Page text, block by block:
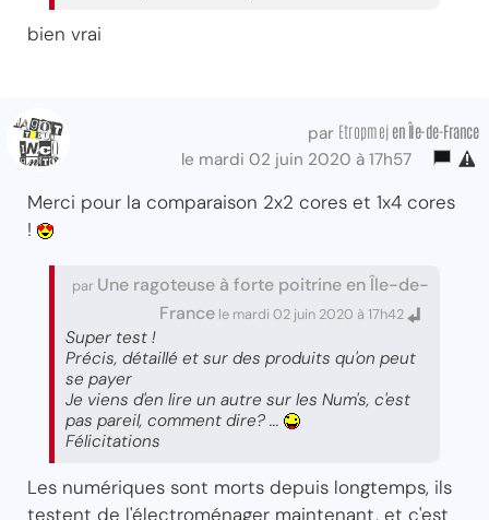
bien vrai
par Etropmej en Île-de-France
le mardi 02 juin 2020 à 17h57
Merci pour la comparaison 2x2 cores et 1x4 cores
!
par Une ragoteuse à forte poitrine en Île-de-
France le mardi 02 juin 2020 à 17h42
Super test !
Précis, détaillé et sur des produits qu'on peut
se payer
Je viens d'en lire un autre sur les Num's, c'est
pas pareil, comment dire? ...
Félicitations
Les numériques sont morts depuis longtemps, ils
testent de l'électroménager maintenant, et c'est